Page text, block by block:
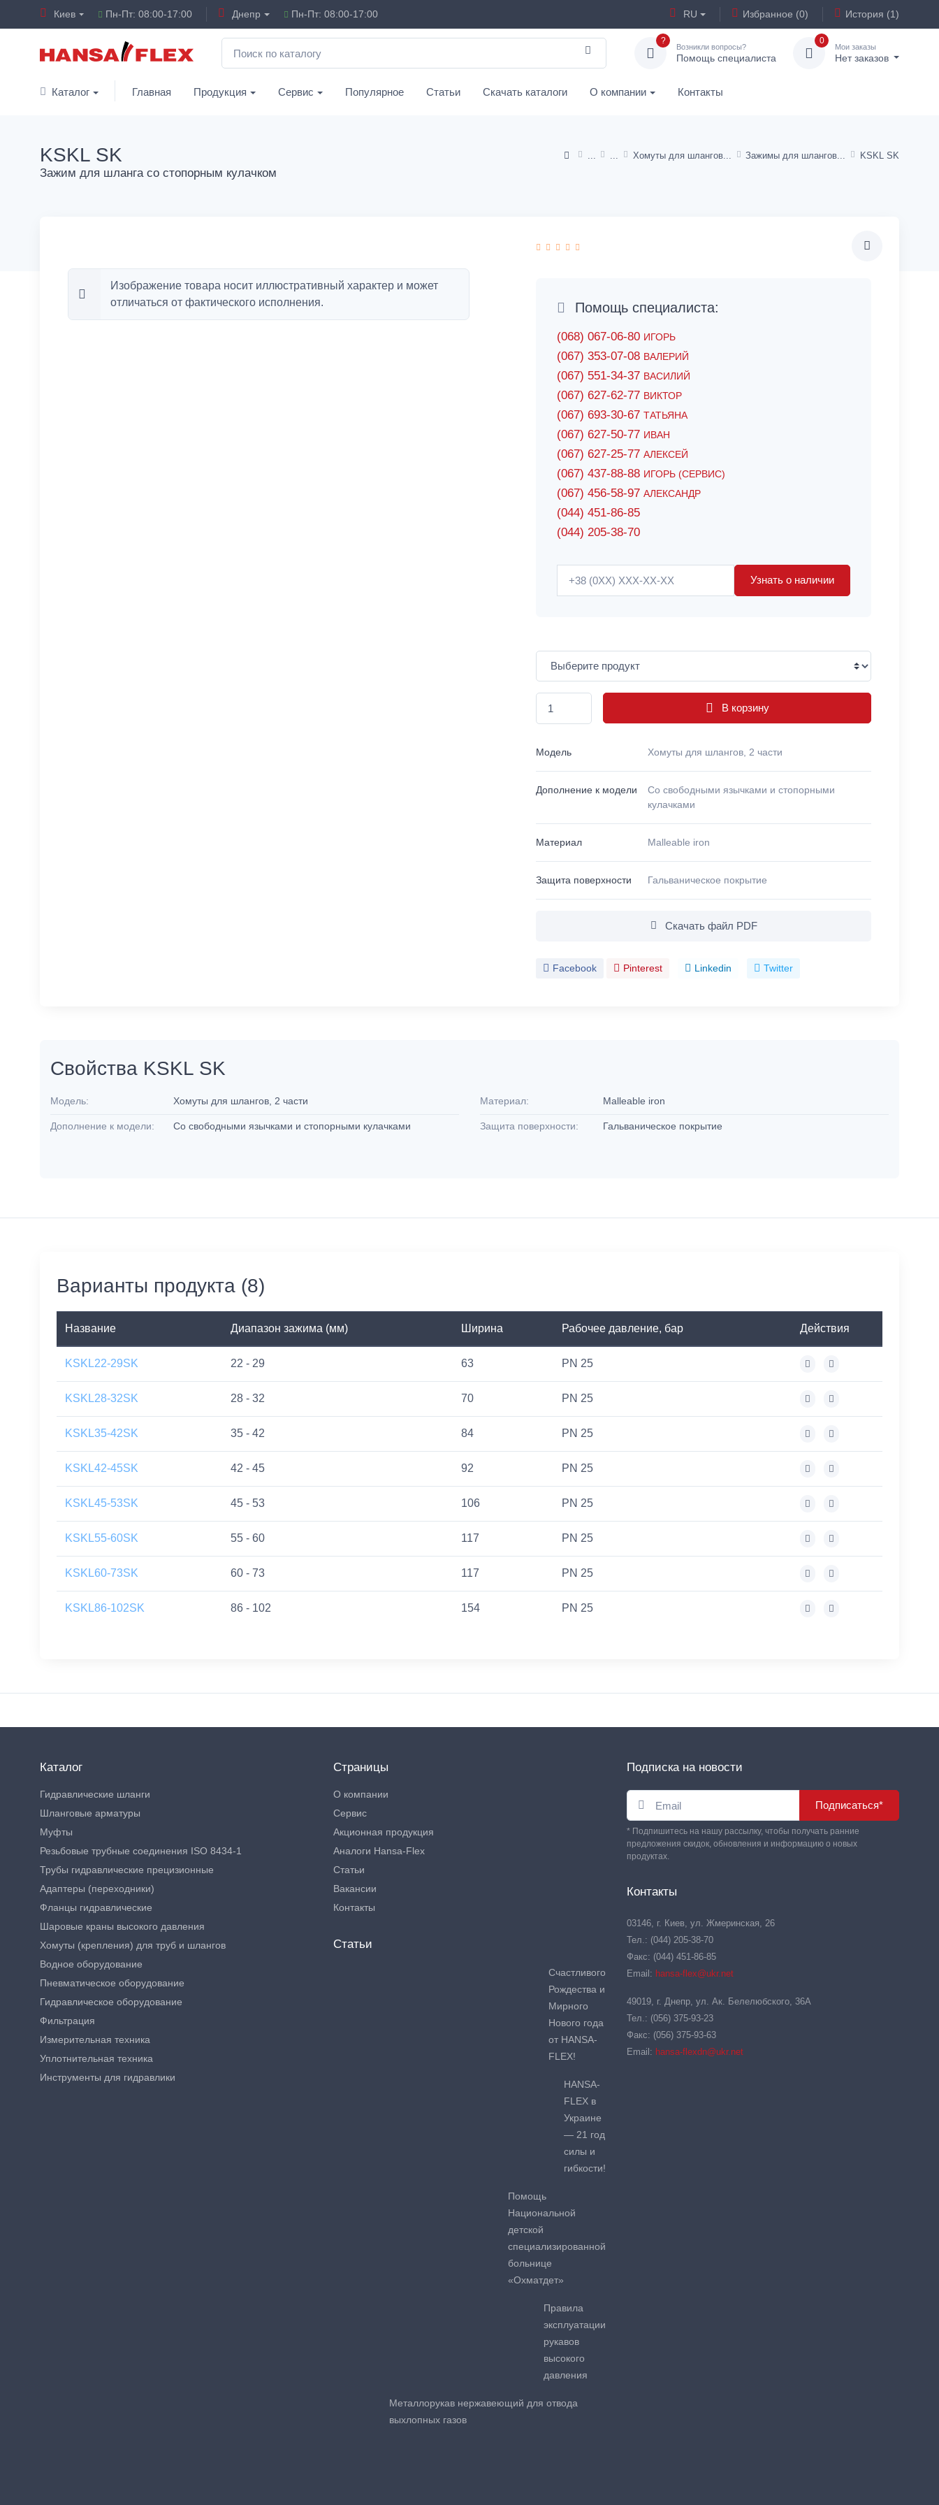
Киев Пн-Пт: 08:00-17:00 Днепр Пн-Пт: 08:00-17:00 RU Избранное (0) История (1)
?
Возникли вопросы?
Помощь специалиста
0
Мои заказы
Нет заказов
Каталог Главная Продукция Сервис Популярное Статьи Скачать каталоги О компании Контакты
Хомуты для шлангов Зажимы для шлангов KSKL SK
KSKL SK
Зажим для шланга со стопорным кулачком
Изображение товара носит иллюстративный характер и может
отличаться от фактического исполнения.
Помощь специалиста:
(068) 067-06-80 ИГОРЬ
(067) 353-07-08 ВАЛЕРИЙ
(067) 551-34-37 ВАСИЛИЙ
(067) 627-62-77 ВИКТОР
(067) 693-30-67 ТАТЬЯНА
(067) 627-50-77 ИВАН
(067) 627-25-77 АЛЕКСЕЙ
(067) 437-88-88 ИГОРЬ (СЕРВИС)
(067) 456-58-97 АЛЕКСАНДР
(044) 451-86-85
(044) 205-38-70
Узнать о наличии
В корзину
Модель Хомуты для шлангов, 2 части
Дополнение к модели
Со свободными язычками и стопорными
кулачками
Материал Malleable iron
Защита поверхности Гальваническое покрытие
Скачать файл PDF
Facebook Pinterest Linkedin Twitter
Свойства KSKL SK
Модель: Хомуты для шлангов, 2 части
Дополнение к модели: Со свободными язычками и стопорными кулачками
Материал: Malleable iron
Защита поверхности: Гальваническое покрытие
Варианты продукта (8)
Название Диапазон зажима (мм) Ширина Рабочее давление, бар Действия
KSKL22-29SK 22 - 29 63 PN 25
KSKL28-32SK 28 - 32 70 PN 25
KSKL35-42SK 35 - 42 84 PN 25
KSKL42-45SK 42 - 45 92 PN 25
KSKL45-53SK 45 - 53 106 PN 25
KSKL55-60SK 55 - 60 117 PN 25
KSKL60-73SK 60 - 73 117 PN 25
KSKL86-102SK 86 - 102 154 PN 25
Каталог
Гидравлические шланги
Шланговые арматуры
Муфты
Резьбовые трубные соединения ISO 8434-1
Трубы гидравлические прецизионные
Адаптеры (переходники)
Фланцы гидравлические
Шаровые краны высокого давления
Хомуты (крепления) для труб и шлангов
Водное оборудование
Пневматическое оборудование
Гидравлическое оборудование
Фильтрация
Измерительная техника
Уплотнительная техника
Инструменты для гидравлики
Страницы
О компании
Сервис
Акционная продукция
Аналоги Hansa-Flex
Статьи
Вакансии
Контакты
Статьи
Счастливого
Рождества и
Мирного
Нового года
от HANSA-
FLEX!
HANSA-
FLEX в
Украине
— 21 год
силы и
гибкости!
Помощь
Национальной
детской
специализированной
больнице
«Охматдет»
Правила
эксплуатации
рукавов
высокого
давления
Металлорукав нержавеющий для отвода
выхлопных газов
Подписка на новости
Подписаться*
* Подпишитесь на нашу рассылку, чтобы получать ранние
предложения скидок, обновления и информацию о новых
продуктах.
Контакты
03146, г. Киев, ул. Жмеринская, 26
Тел.: (044) 205-38-70
Факс: (044) 451-86-85
Email: hansa-flex@ukr.net
49019, г. Днепр, ул. Ак. Белелюбского, 36А
Тел.: (056) 375-93-23
Факс: (056) 375-93-63
Email: hansa-flexdn@ukr.net